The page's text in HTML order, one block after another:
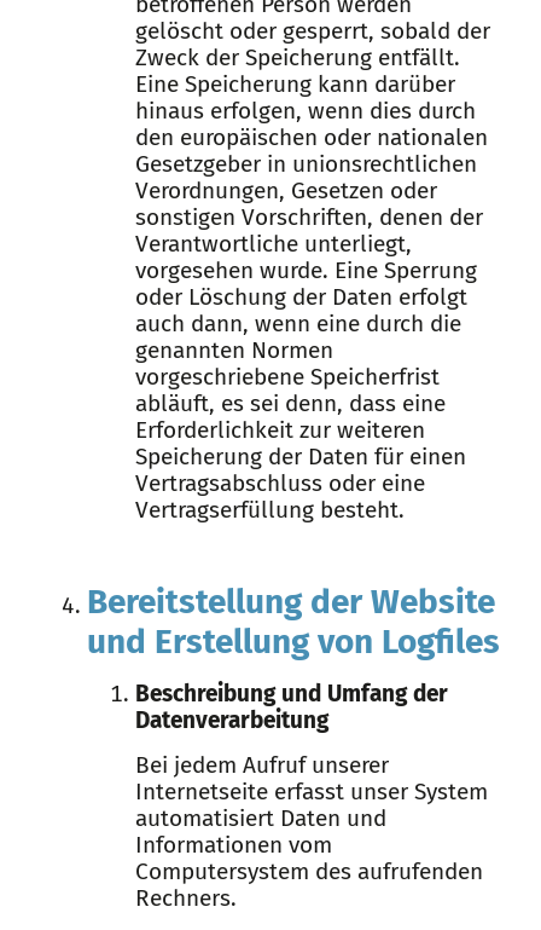
gelöscht oder gesperrt, sobald der
Zweck der Speicherung entfällt.
Eine Speicherung kann darüber
hinaus erfolgen, wenn dies durch
den europäischen oder nationalen
Gesetzgeber in unionsrechtlichen
Verordnungen, Gesetzen oder
sonstigen Vorschriften, denen der
Verantwortliche unterliegt,
vorgesehen wurde. Eine Sperrung
oder Löschung der Daten erfolgt
auch dann, wenn eine durch die
genannten Normen
vorgeschriebene Speicherfrist
abläuft, es sei denn, dass eine
Erforderlichkeit zur weiteren
Speicherung der Daten für einen
Vertragsabschluss oder eine
Vertragserfüllung besteht.
Bereitstellung der Website
und Erstellung von Logfiles
Beschreibung und Umfang der
Datenverarbeitung
Bei jedem Aufruf unserer
Internetseite erfasst unser System
automatisiert Daten und
Informationen vom
Computersystem des aufrufenden
Rechners.